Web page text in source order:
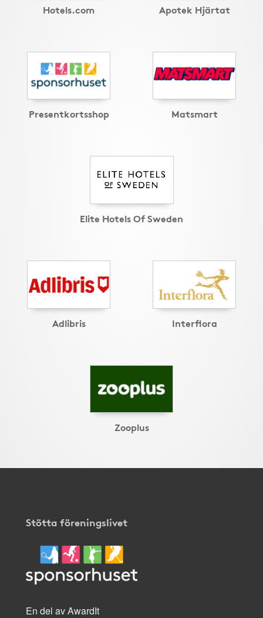
Hotels.com Apotek Hjärtat
Presentkortsshop Matsmart
Elite Hotels Of Sweden
Adlibris Interflora
Zooplus
Stötta föreningslivet
En del av AwardIt